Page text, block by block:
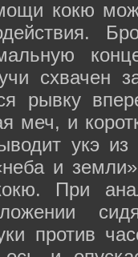
кокю
схвачен
рывку
меч, и
укэ
и
При
против